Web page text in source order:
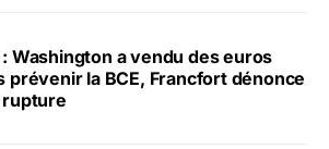
: Washington a vendu des euros
prévenir la BCE, Francfort dénonce
rupture